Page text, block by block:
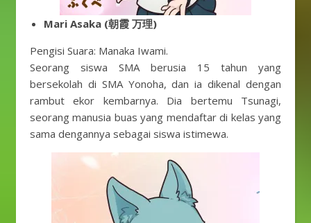
Mari Asaka (朝霞 万理)
Pengisi Suara: Manaka Iwami.
Seorang siswa SMA berusia 15 tahun yang
bersekolah di SMA Yonoha, dan ia dikenal dengan
rambut ekor kembarnya. Dia bertemu Tsunagi,
seorang manusia buas yang mendaftar di kelas yang
sama dengannya sebagai siswa istimewa.